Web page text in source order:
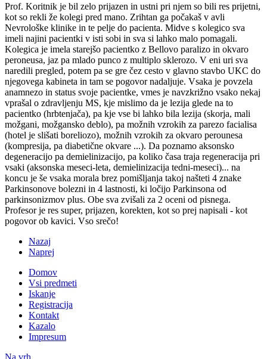
Prof. Koritnik je bil zelo prijazen in ustni pri njem so bili res prijetni,
kot so rekli že kolegi pred mano. Zrihtan ga počakaš v avli
Nevrološke klinike in te pelje do pacienta. Midve s kolegico sva
imeli najini pacientki v isti sobi in sva si lahko malo pomagali.
Kolegica je imela starejšo pacientko z Bellovo paralizo in okvaro
peroneusa, jaz pa mlado punco z multiplo sklerozo. V eni uri sva
naredili pregled, potem pa se gre čez cesto v glavno stavbo UKC do
njegovega kabineta in tam se pogovor nadaljuje. Vsaka je povzela
anamnezo in status svoje pacientke, vmes je navzkrižno vsako nekaj
vprašal o zdravljenju MS, kje mislimo da je lezija glede na to
pacientko (hrbtenjača), pa kje vse bi lahko bila lezija (skorja, mali
možgani, možgansko deblo), pa možnih vzrokih za parezo facialisa
(hotel je slišati boreliozo), možnih vzrokih za okvaro perounesa
(kompresija, pa diabetične okvare ...). Da poznamo aksonsko
degeneracijo pa demielinizacijo, pa koliko časa traja regeneracija pri
vsaki (aksonska meseci-leta, demielinizacija tedni-meseci)... na
koncu je še vsaka morala brez pomišljanja takoj našteti 4 znake
Parkinsonove bolezni in 4 lastnosti, ki ločijo Parkinsona od
parkinsonizmov plus. Obe sva zvišali za 2 oceni od pisnega.
Profesor je res super, prijazen, korekten, kot so prej napisali - kot
pogovor ob kavici. Vso srečo!
Nazaj
Naprej
Domov
Vsi predmeti
Iskanje
Registracija
Kontakt
Kazalo
Impresum
Na vrh